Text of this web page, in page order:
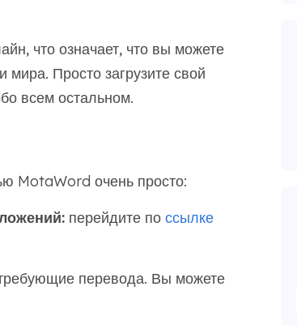
что означает, что вы можете
мира. Просто загрузите свой
всем остальном.
MotaWord очень просто:
перейдите по ссылке
перевода. Вы можете